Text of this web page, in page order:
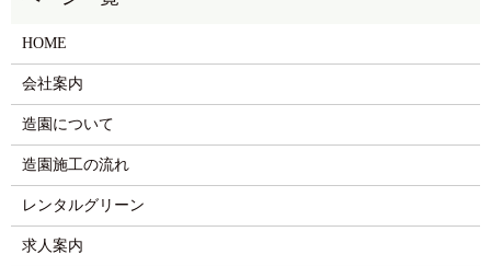
HOME
会社案内
造園について
造園施工の流れ
レンタルグリーン
求人案内